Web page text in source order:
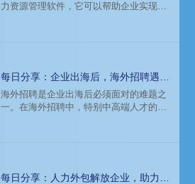
力资源管理软件，它可以帮助企业实现绩
容易出现数据不准确、流程繁琐等问题。
而人力资源saas的出现，为企业HR带来了
全新的解决方案。
每日分享：企业出海后，海外招聘遇难
题，该如何选择猎头公司？
​海外招聘是企业出海后必须面对的难题之
一。在海外招聘中，特别中高端人才的招
每日分享：人力外包解放企业，助力发